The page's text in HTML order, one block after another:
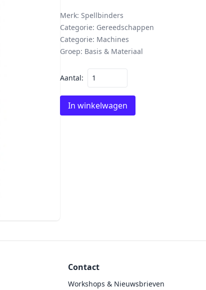
Merk: Spellbinders
Categorie: Gereedschappen
Categorie: Machines
Groep: Basis & Materiaal
Aantal:
In winkelwagen
Contact
Workshops & Nieuwsbrieven